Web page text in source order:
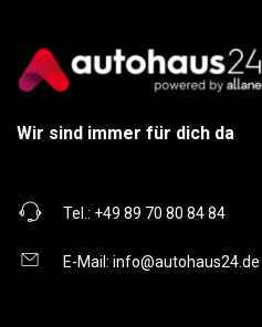
Wir sind immer für dich da
Tel.: +49 89 70 80 84 84
E-Mail: info@autohaus24.de